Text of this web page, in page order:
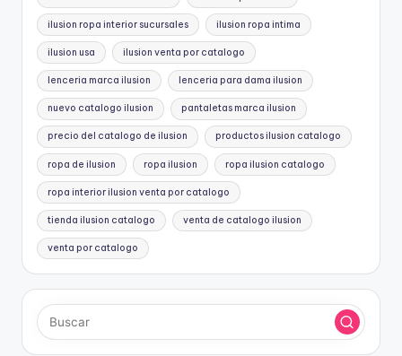
ilusion ropa interior sucursales ilusion ropa intima
ilusion usa ilusion venta por catalogo
lenceria marca ilusion lenceria para dama ilusion
nuevo catalogo ilusion pantaletas marca ilusion
precio del catalogo de ilusion productos ilusion catalogo
ropa de ilusion ropa ilusion ropa ilusion catalogo
ropa interior ilusion venta por catalogo
tienda ilusion catalogo venta de catalogo ilusion
venta por catalogo